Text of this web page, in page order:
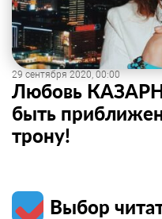
29 сентября 2020, 00:00
Любовь
быть
трону!
Выбор